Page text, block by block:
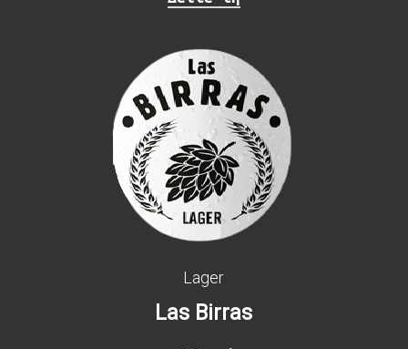
Lager
Las Birras